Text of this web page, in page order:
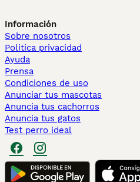
Información
Sobre nosotros
Politica privacidad
Ayuda
Prensa
Condiciones de uso
Anunciar tus mascotas
Anuncia tus cachorros
Anuncia tus gatos
Test perro ideal